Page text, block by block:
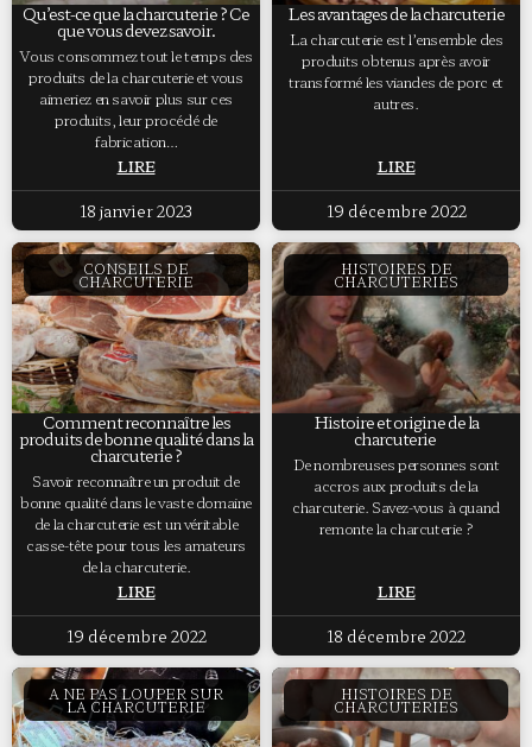
Qu’est-ce que la charcuterie ? Ce
que vous devez savoir.
Vous consommez tout le temps des
produits de la charcuterie et vous
aimeriez en savoir plus sur ces
produits, leur procédé de
fabrication…
LIRE
18 janvier 2023
Les avantages de la charcuterie
La charcuterie est l’ensemble des
produits obtenus après avoir
transformé les viandes de porc et
autres.
LIRE
19 décembre 2022
CONSEILS DE
CHARCUTERIE
Comment reconnaître les
produits de bonne qualité dans la
charcuterie ?
Savoir reconnaître un produit de
bonne qualité dans le vaste domaine
de la charcuterie est un véritable
casse-tête pour tous les amateurs
de la charcuterie.
LIRE
19 décembre 2022
HISTOIRES DE
CHARCUTERIES
Histoire et origine de la
charcuterie
De nombreuses personnes sont
accros aux produits de la
charcuterie. Savez-vous à quand
remonte la charcuterie ?
LIRE
18 décembre 2022
A NE PAS LOUPER SUR
LA CHARCUTERIE
HISTOIRES DE
CHARCUTERIES